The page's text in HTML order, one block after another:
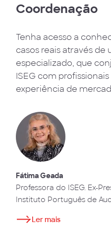
Coordenação
Tenha acesso a
casos reais através
especializado, que
ISEG com
experiência de
Fátima Geada
Professora do ISEG. Ex-
Instituto Português de
Ler mais